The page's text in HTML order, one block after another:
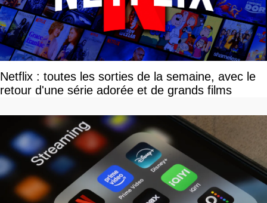
Netflix : toutes les sorties de la semaine, avec le
retour d'une série adorée et de grands films